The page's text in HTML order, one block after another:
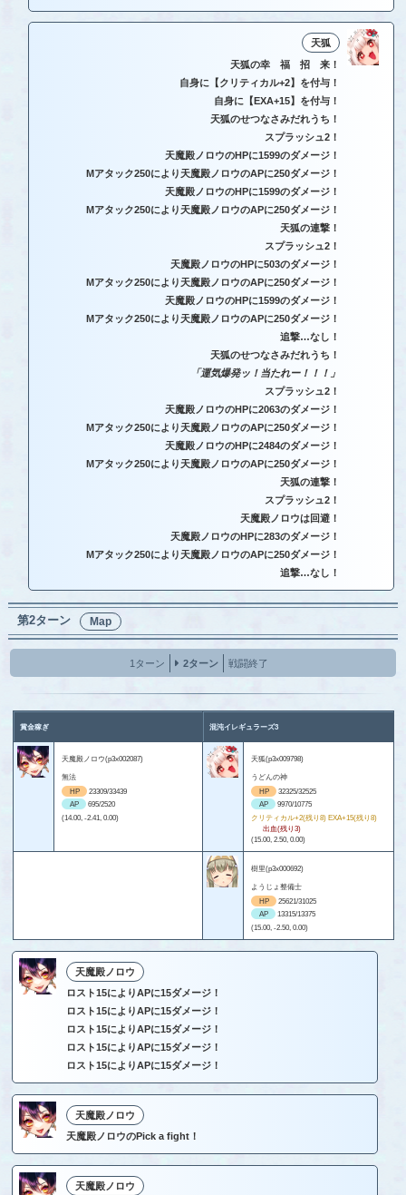
天狐
天狐の幸 福 招 来！
自身に【クリティカル+2】を付与！
自身に【EXA+15】を付与！
天狐のせつなさみだれうち！
スプラッシュ2！
天魔殿ノロウのHPに1599のダメージ！
Mアタック250により天魔殿ノロウのAPに250ダメージ！
天魔殿ノロウのHPに1599のダメージ！
Mアタック250により天魔殿ノロウのAPに250ダメージ！
天狐の連撃！
スプラッシュ2！
天魔殿ノロウのHPに503のダメージ！
Mアタック250により天魔殿ノロウのAPに250ダメージ！
天魔殿ノロウのHPに1599のダメージ！
Mアタック250により天魔殿ノロウのAPに250ダメージ！
追撃…なし！
天狐のせつなさみだれうち！
「運気爆発ッ！当たれー！！！」
スプラッシュ2！
天魔殿ノロウのHPに2063のダメージ！
Mアタック250により天魔殿ノロウのAPに250ダメージ！
天魔殿ノロウのHPに2484のダメージ！
Mアタック250により天魔殿ノロウのAPに250ダメージ！
天狐の連撃！
スプラッシュ2！
天魔殿ノロウは回避！
天魔殿ノロウのHPに283のダメージ！
Mアタック250により天魔殿ノロウのAPに250ダメージ！
追撃…なし！
第2ターン Map
1ターン 2ターン 戦闘終了
賞金稼ぎ 混沌イレギュラーズ3
天魔殿ノロウ(p3x002087)
無法
HP
23309/33439
AP
695/2520
(14.00, -2.41, 0.00)
天狐(p3x009798)
うどんの神
HP
32325/32525
AP
9970/10775
クリティカル+2(残り8) EXA+15(残り8)
出血(残り3)
(15.00, 2.50, 0.00)
樹里(p3x000692)
ようじょ整備士
HP
25621/31025
AP
13315/13375
(15.00, -2.50, 0.00)
天魔殿ノロウ
ロスト15によりAPに15ダメージ！
ロスト15によりAPに15ダメージ！
ロスト15によりAPに15ダメージ！
ロスト15によりAPに15ダメージ！
ロスト15によりAPに15ダメージ！
天魔殿ノロウ
天魔殿ノロウのPick a fight！
天魔殿ノロウ